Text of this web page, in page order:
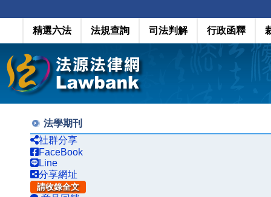
精選六法 法規查詢 司法判解 行政函釋
法學期刊
社群分享
FaceBook
Line
分享網址
請收錄全文